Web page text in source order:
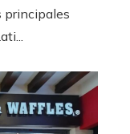
principales